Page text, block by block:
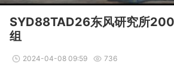
SYD88TAD26东风研究所
组
2024-04-08 09:59 736